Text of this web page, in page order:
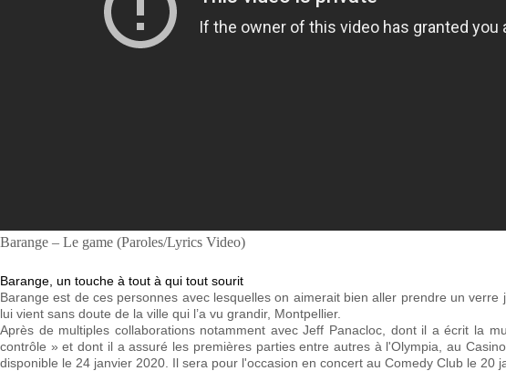
Barange – Le game (Paroles/Lyrics Video)
Barange, un touche à tout à qui tout sourit
Barange est de ces personnes avec lesquelles on aimerait bien aller prendre un
lui vient sans doute de la ville qui l’a vu grandir, Montpellier.
Après de multiples collaborations notamment avec Jeff Panacloc, dont il a écrit la
contrôle » et dont il a assuré les premières parties entre autres à l'Olympia, au
disponible le 24 janvier 2020. Il sera pour l'occasion en concert au Comedy Club le 20